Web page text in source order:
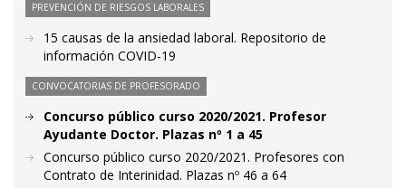
PREVENCIÓN DE RIESGOS LABORALES
15 causas de la ansiedad laboral. Repositorio de
información COVID-19
CONVOCATORIAS DE PROFESORADO
Concurso público curso 2020/2021. Profesor
Ayudante Doctor. Plazas nº 1 a 45
Concurso público curso 2020/2021. Profesores con
Contrato de Interinidad. Plazas nº 46 a 64